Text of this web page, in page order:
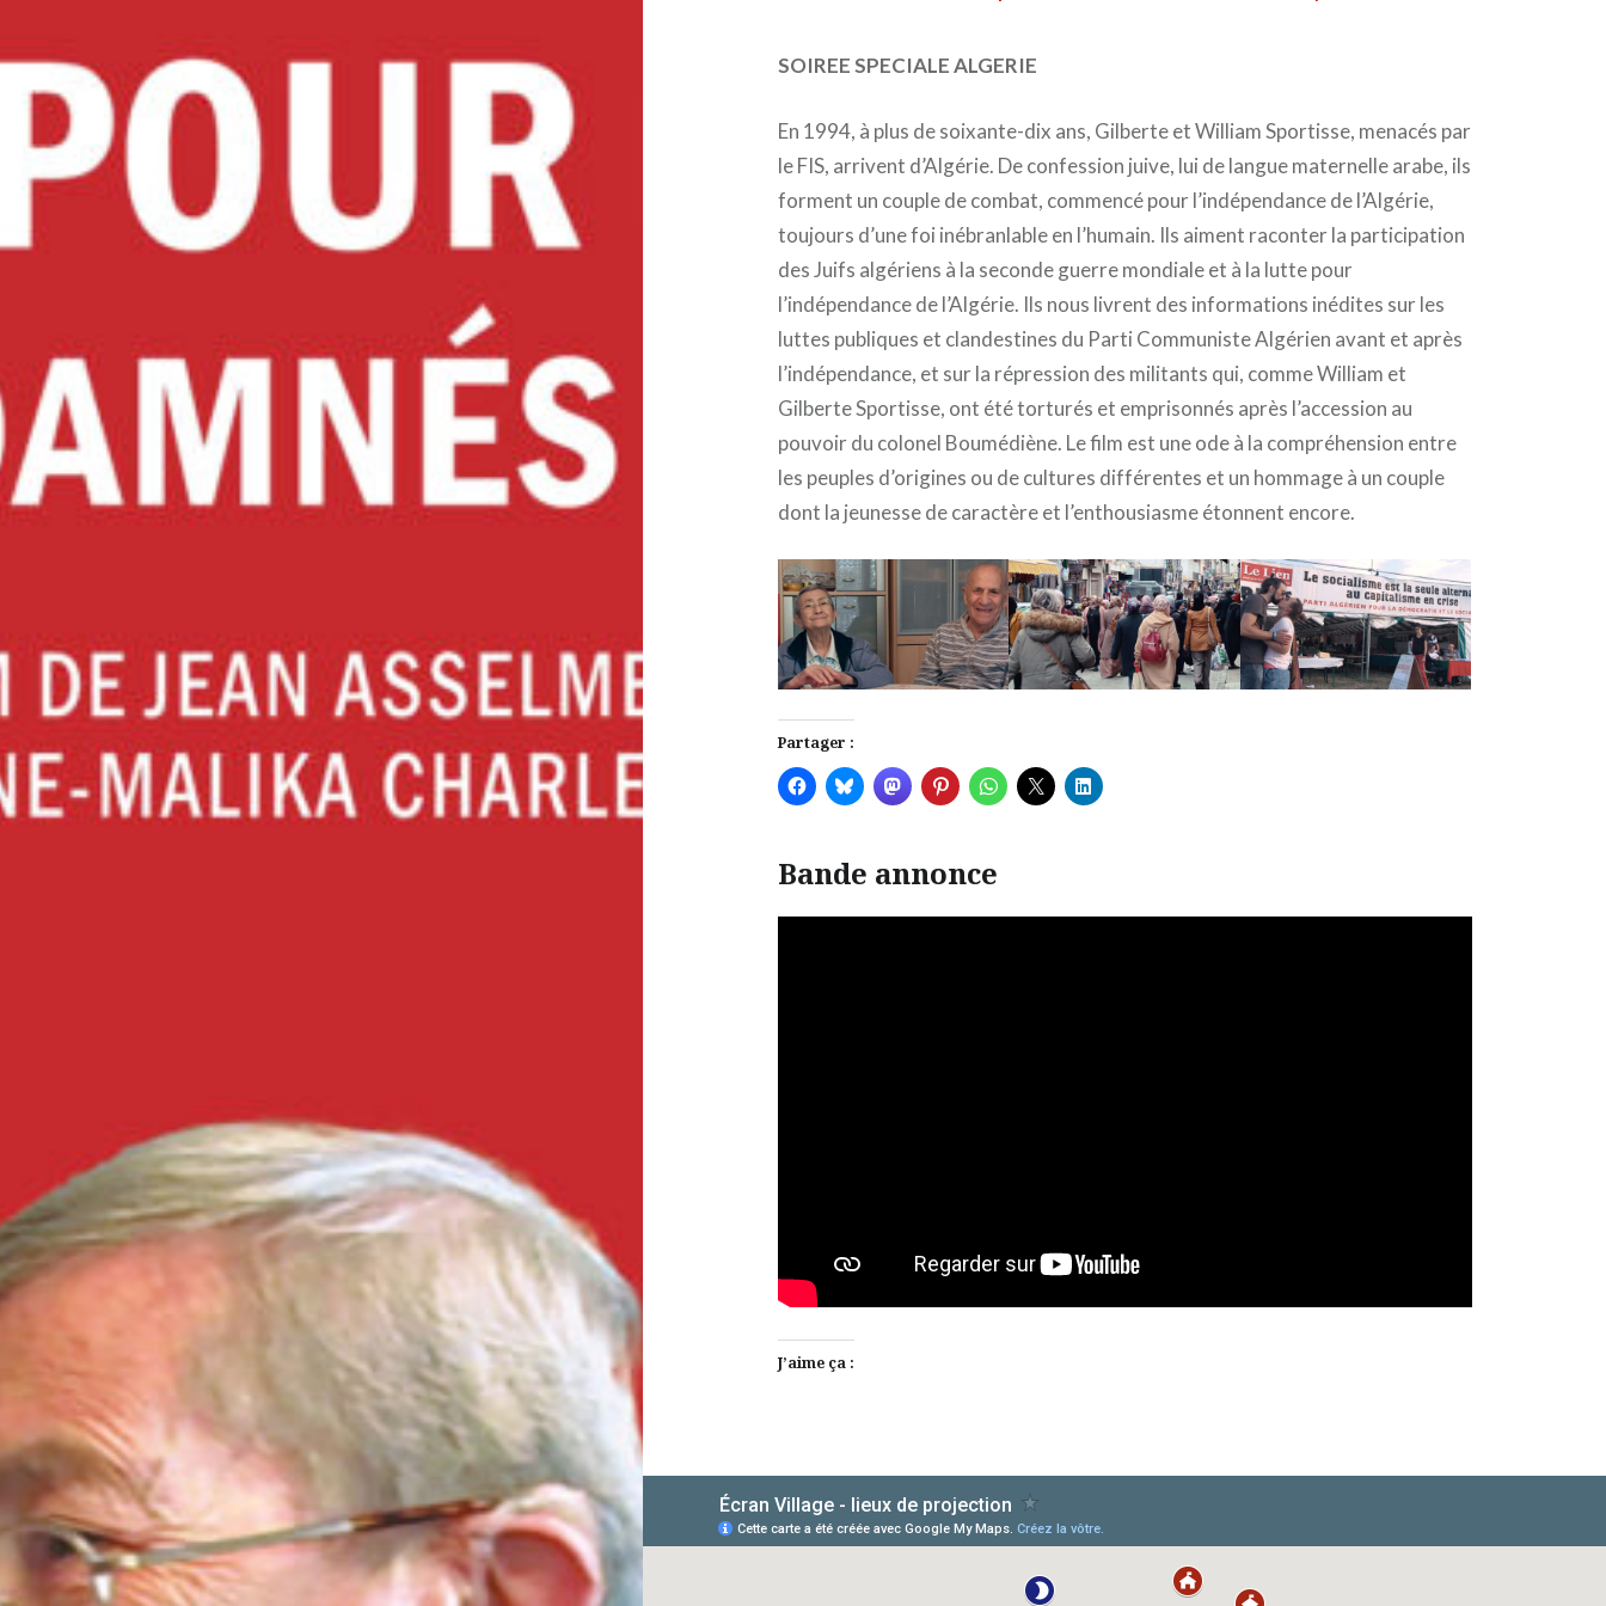
SOIREE SPECIALE ALGERIE
En 1994, à plus de soixante-dix ans, Gilberte et William Sportisse, menacés par
le FIS, arrivent d’Algérie. De confession juive, lui de langue maternelle arabe, ils
forment un couple de combat, commencé pour l’indépendance de l’Algérie,
toujours d’une foi inébranlable en l’humain. Ils aiment raconter la participation
des Juifs algériens à la seconde guerre mondiale et à la lutte pour
l’indépendance de l’Algérie. Ils nous livrent des informations inédites sur les
luttes publiques et clandestines du Parti Communiste Algérien avant et après
l’indépendance, et sur la répression des militants qui, comme William et
Gilberte Sportisse, ont été torturés et emprisonnés après l’accession au
pouvoir du colonel Boumédiène. Le film est une ode à la compréhension entre
les peuples d’origines ou de cultures différentes et un hommage à un couple
dont la jeunesse de caractère et l’enthousiasme étonnent encore.
Partager :
Bande annonce
J’aime ça :
AlloCiné